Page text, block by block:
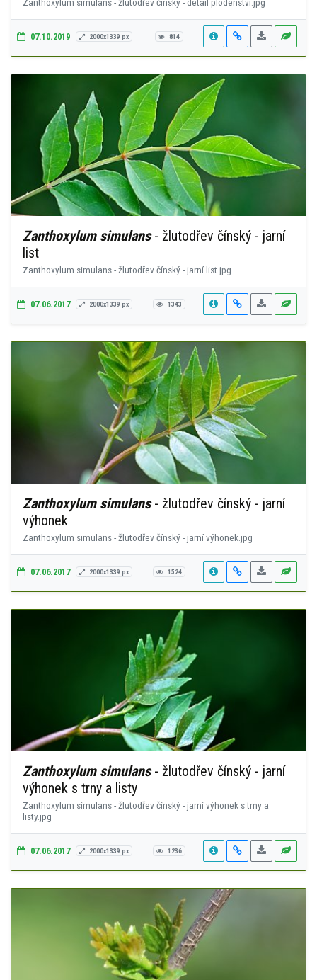
07.10.2019 2000x1339 px 814
Zanthoxylum simulans- žlutodřev čínský - jarní
list
Zanthoxylum simulans - žlutodřev čínský - jarní list.jpg
07.06.2017 2000x1339 px 1343
Zanthoxylum simulans- žlutodřev čínský - jarní
výhonek
Zanthoxylum simulans - žlutodřev čínský - jarní výhonek.jpg
07.06.2017 2000x1339 px 1524
Zanthoxylum simulans- žlutodřev čínský - jarní
výhonek s trny a listy
Zanthoxylum simulans - žlutodřev čínský - jarní výhonek s trny a
listy.jpg
07.06.2017 2000x1339 px 1236